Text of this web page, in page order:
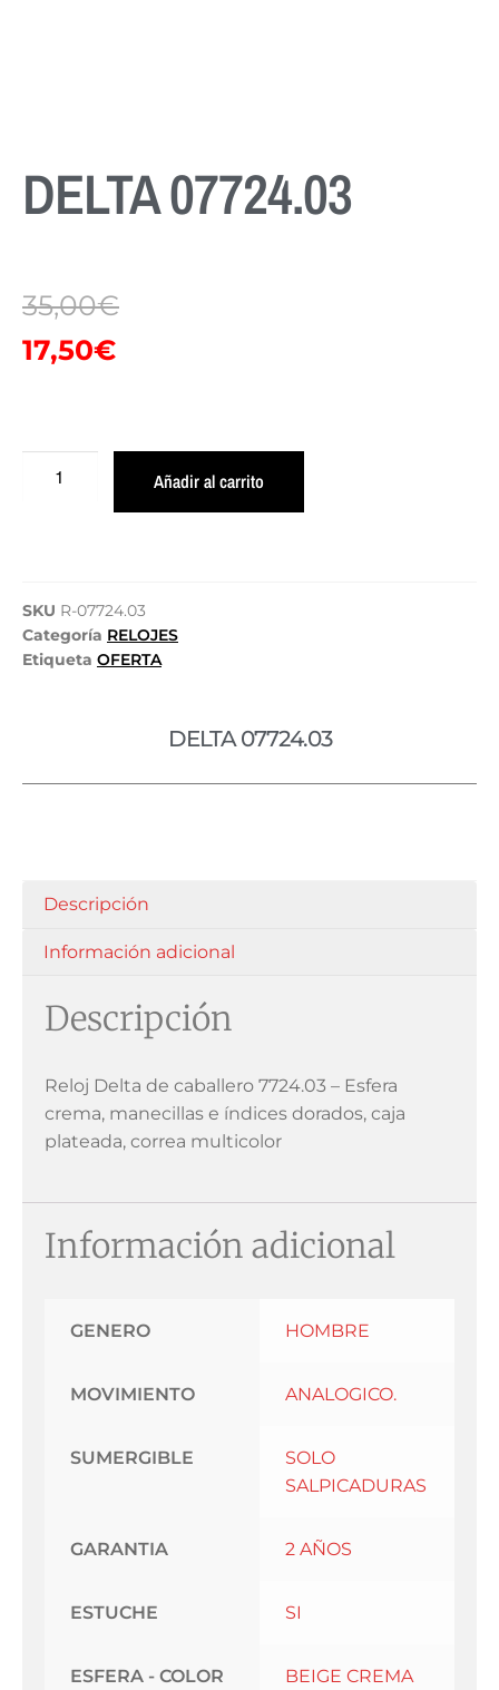
DELTA 07724.03
35,00€
17,50€
Añadir al carrito
SKU R-07724.03
Categoría RELOJES
Etiqueta OFERTA
DELTA 07724.03
Descripción
Información adicional
Descripción
Reloj Delta de caballero 7724.03 – Esfera
crema, manecillas e índices dorados, caja
plateada, correa multicolor
Información adicional
GENERO HOMBRE
MOVIMIENTO ANALOGICO.
SUMERGIBLE
SOLO
SALPICADURAS
GARANTIA 2 AÑOS
ESTUCHE SI
ESFERA - COLOR BEIGE CREMA